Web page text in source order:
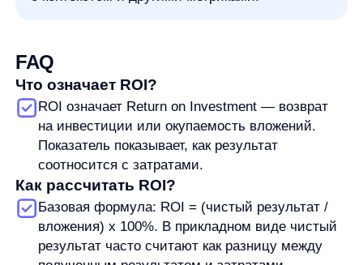
Продукты
anyQuery
anyRecs
anyImages
Материалы
Блог
Документация
по интеграции
Сведения
об IT-деятельности
Контакты
any-hello@tbank.ru
support@diginetica.com